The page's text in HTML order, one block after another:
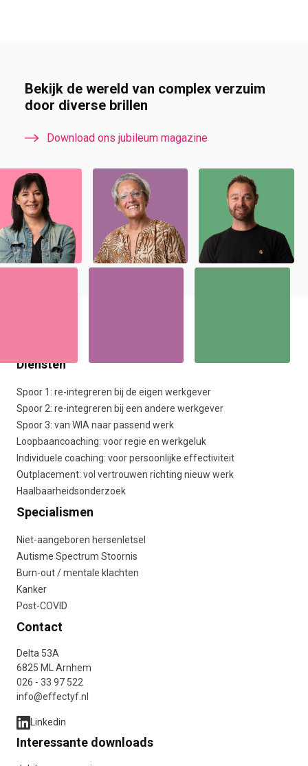
Bekijk de wereld van complex verzuim
door diverse brillen
Download ons jubileum magazine
Diensten
Spoor 1: re-integreren bij de eigen werkgever
Spoor 2: re-integreren bij een andere werkgever
Spoor 3: van WIA naar passend werk
Loopbaancoaching: voor regie en werkgeluk
Individuele coaching: voor persoonlijke effectiviteit
Outplacement: vol vertrouwen richting nieuw werk
Haalbaarheidsonderzoek
Specialismen
Niet-aangeboren hersenletsel
Autisme Spectrum Stoornis
Burn-out / mentale klachten
Kanker
Post-COVID
Contact
Delta 53A
6825 ML Arnhem
026 - 33 97 522
info@effectyf.nl
Linkedin
Interessante downloads